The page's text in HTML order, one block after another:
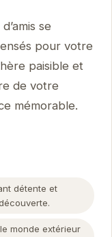
se
pour votre
paisible et
de votre
mémorable.
détente et
monde extérieur